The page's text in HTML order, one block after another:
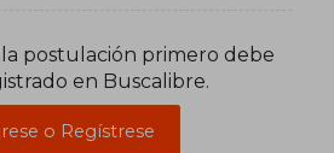
postulación primero debe
en Buscalibre.
o Regístrese